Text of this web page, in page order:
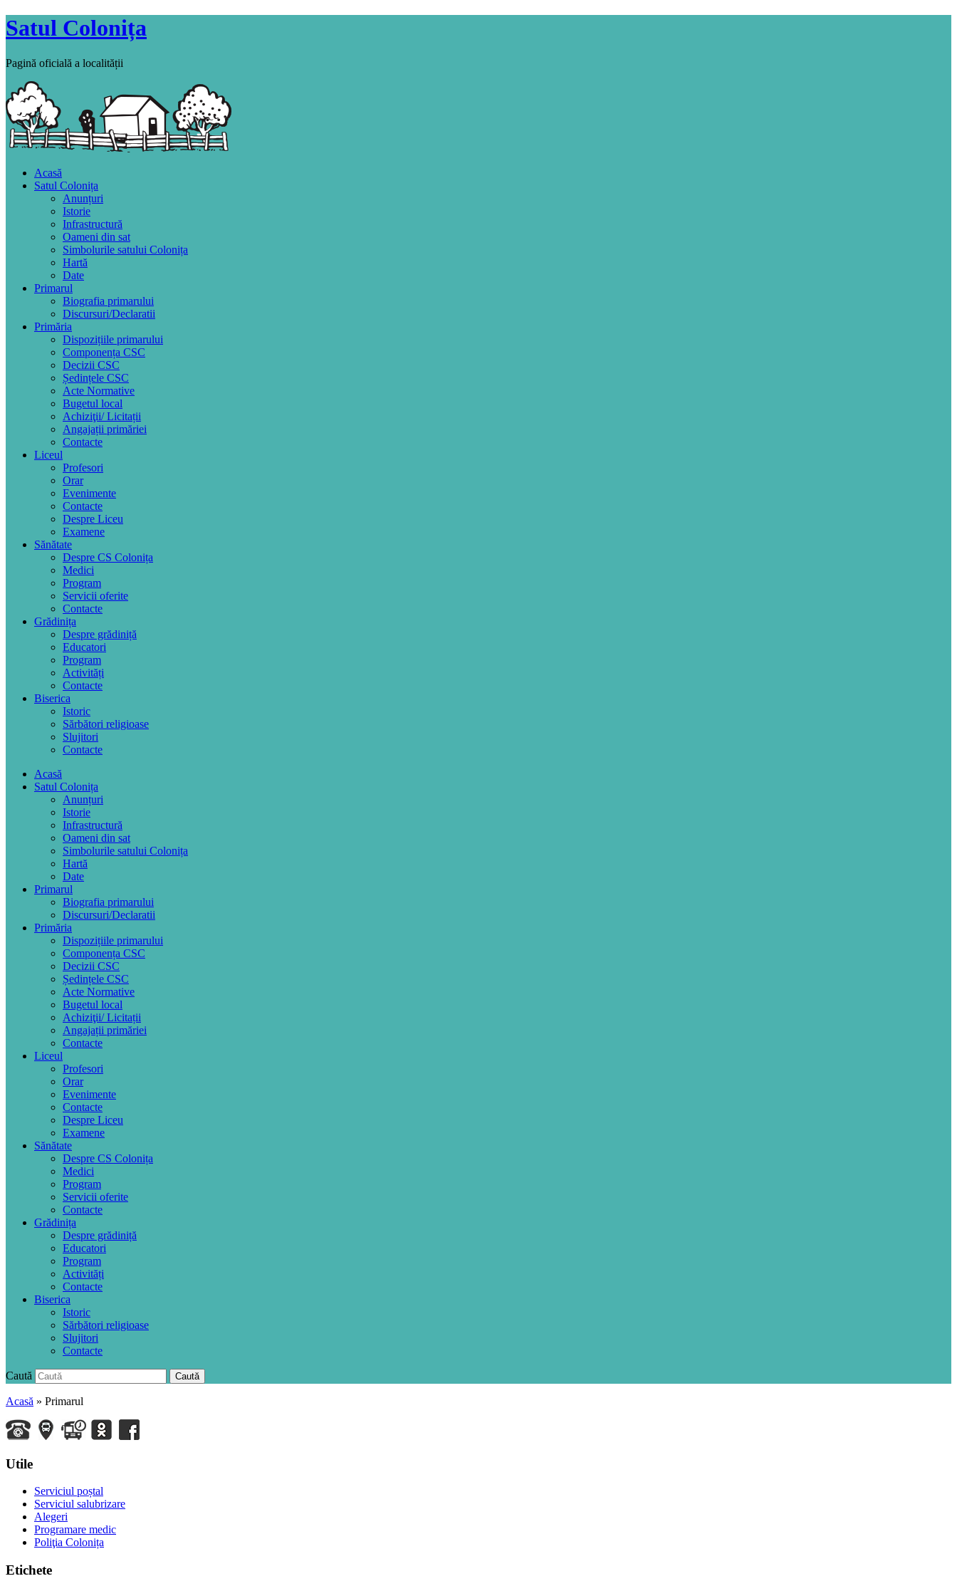
Satul Colonița
Pagină oficială a localității
Acasă
Satul Colonița
Anunțuri
Istorie
Infrastructură
Oameni din sat
Simbolurile satului Colonița
Hartă
Date
Primarul
Biografia primarului
Discursuri/Declaratii
Primăria
Dispozițiile primarului
Componența CSC
Decizii CSC
Ședințele CSC
Acte Normative
Bugetul local
Achiziţii/ Licitații
Angajații primăriei
Contacte
Liceul
Profesori
Orar
Evenimente
Contacte
Despre Liceu
Examene
Sănătate
Despre CS Colonița
Medici
Program
Servicii oferite
Contacte
Grădinița
Despre grădiniță
Educatori
Program
Activități
Contacte
Biserica
Istoric
Sărbători religioase
Slujitori
Contacte
Acasă
Satul Colonița
Anunțuri
Istorie
Infrastructură
Oameni din sat
Simbolurile satului Colonița
Hartă
Date
Primarul
Biografia primarului
Discursuri/Declaratii
Primăria
Dispozițiile primarului
Componența CSC
Decizii CSC
Ședințele CSC
Acte Normative
Bugetul local
Achiziţii/ Licitații
Angajații primăriei
Contacte
Liceul
Profesori
Orar
Evenimente
Contacte
Despre Liceu
Examene
Sănătate
Despre CS Colonița
Medici
Program
Servicii oferite
Contacte
Grădinița
Despre grădiniță
Educatori
Program
Activități
Contacte
Biserica
Istoric
Sărbători religioase
Slujitori
Contacte
Caută Caută
Acasă » Primarul
Utile
Serviciul poștal
Serviciul salubrizare
Alegeri
Programare medic
Poliţia Colonița
Etichete